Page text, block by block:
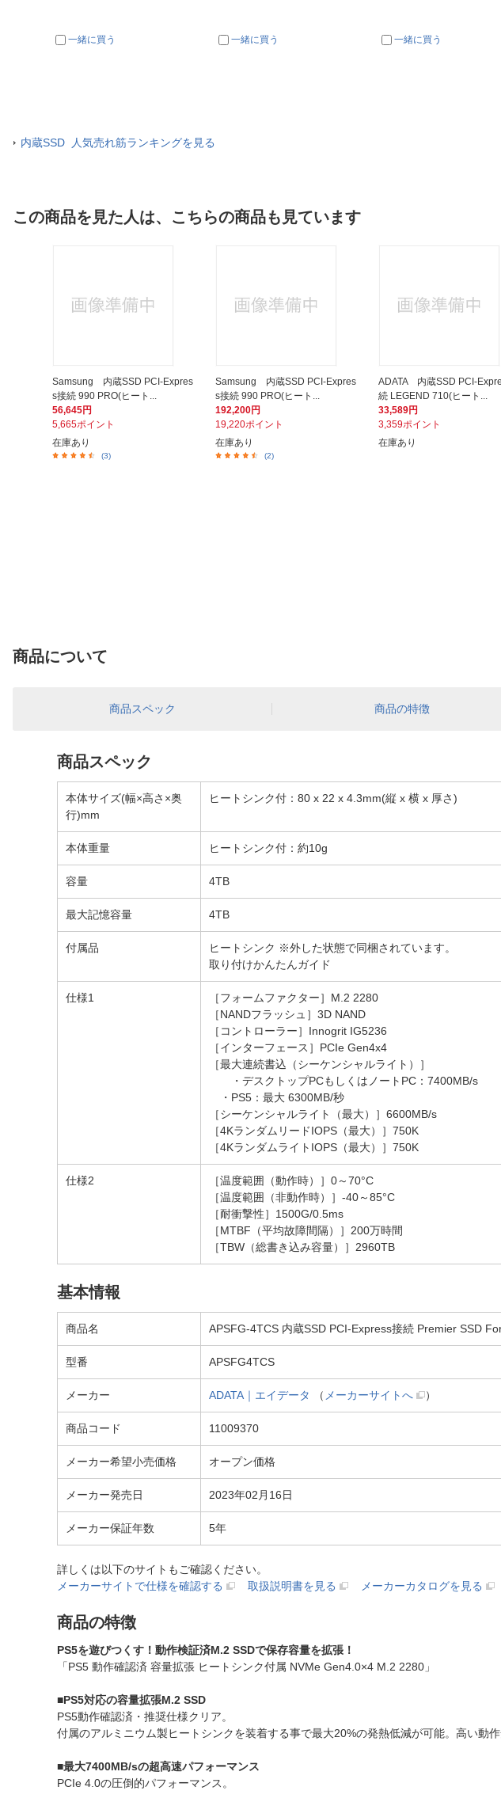
一緒に買う 一緒に買う 一緒に買う
内蔵SSD 人気売れ筋ランキングを見る
この商品を見た人は、こちらの商品も見ています
Samsung 内蔵SSD PCI-Expres
s接続 990 PRO(ヒート...
56,645円
5,665ポイント
在庫あり
(3)
Samsung 内蔵SSD PCI-Expres
s接続 990 PRO(ヒート...
192,200円
19,220ポイント
在庫あり
(2)
ADATA 内蔵SSD PCI-
続 LEGEND 710(ヒート...
33,589円
3,359ポイント
在庫あり
商品について
商品スペック 商品の特徴
商品スペック
本体サイズ(幅×高さ×奥
行)mm
ヒートシンク付：80 x 22 x 4.3mm(縦 x 横 x 厚さ)
本体重量 ヒートシンク付：約10g
容量 4TB
最大記憶容量 4TB
付属品
ヒートシンク ※外した状態で同梱されています。
取り付けかんたんガイド
仕様1
［フォームファクター］M.2 2280
［NANDフラッシュ］3D NAND
［コントローラー］Innogrit IG5236
［インターフェース］PCIe Gen4x4
［最大連続書込（シーケンシャルライト）］
・デスクトップPCもしくはノートPC：7400MB/s
・PS5：最大 6300MB/秒
［シーケンシャルライト（最大）］6600MB/s
［4KランダムリードIOPS（最大）］750K
［4KランダムライトIOPS（最大）］750K
仕様2
［温度範囲（動作時）］0～70°C
［温度範囲（非動作時）］-40～85°C
［耐衝撃性］1500G/0.5ms
［MTBF（平均故障間隔）］200万時間
［TBW（総書き込み容量）］2960TB
基本情報
商品名 APSFG-4TCS 内蔵SSD PCI-Express接続 Premier SSD
型番 APSFG4TCS
メーカー ADATA｜エイデータ （ メーカーサイトへ ）
商品コード 11009370
メーカー希望小売価格 オープン価格
メーカー発売日 2023年02月16日
メーカー保証年数 5年
詳しくは以下のサイトもご確認ください。
メーカーサイトで仕様を確認する
取扱説明書を見る メーカーカタログを見る
商品の特徴
PS5を遊びつくす！動作検証済M.2 SSDで保存容量を拡張！
「PS5 動作確認済 容量拡張 ヒートシンク付属 NVMe Gen4.0×4 M.2 2280」
■PS5対応の容量拡張M.2 SSD
PS5動作確認済・推奨仕様クリア。
付属のアルミニウム製ヒートシンクを装着する事で最大20%の発熱低減が可能。高い動作
■最大7400MB/sの超高速パフォーマンス
PCIe 4.0の圧倒的パフォーマンス。